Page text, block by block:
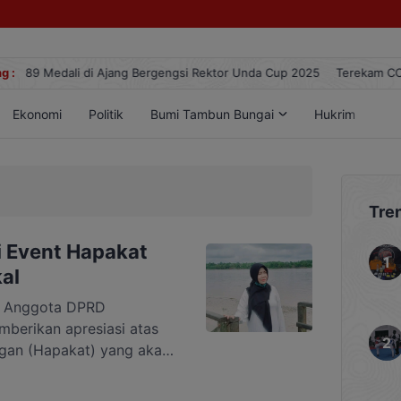
: Terekam CCTV, Pelaku Curanmor di Jalan Juanda Sampit Ternyata
Ekonomi Politik Bumi Tambun Bungai Hukrim
Event Hapakat
Anggota DPRD
apresiasi atas
(Hapakat) yang akan
Happy Dangdut dan
an. Acara ini